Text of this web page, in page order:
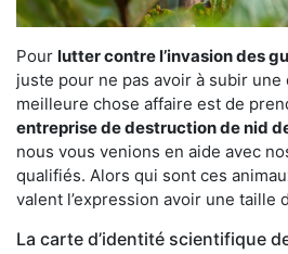
Pour lutter contre l’invasion des
juste pour ne pas avoir à subir
meilleure chose affaire est de
entreprise de destruction de nid
nous vous venions en aide avec
qualifiés. Alors qui sont ces
valent l’expression avoir une taille
La carte d’identité scientifique